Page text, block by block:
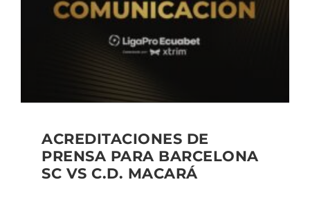
ACREDITACIONES DE
PRENSA PARA BARCELONA
SC VS C.D. MACARÁ